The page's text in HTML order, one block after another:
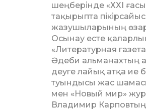
шеңберінде «ХХІ
тақырыпта
жазушыларының
Осынау есте
«Литературная
Әдеби альманахтың
деуге лайық атқа ие
туындысы жас
мен «Новый мир»
Владимир